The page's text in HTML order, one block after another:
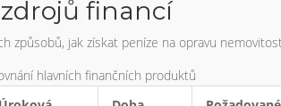
financí
způsobů, jak získat peníze na opravu
hlavních finančních produktů